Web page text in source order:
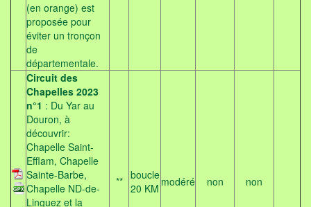
(en orange) est
proposée pour
éviter un tronçon
de
départementale.
Circuit des
Chapelles 2023
n°1 : Du Yar au
Douron, à
découvrir:
Chapelle Saint-
Efflam, Chapelle
Sainte-Barbe,
Chapelle ND-de-
Linguez et la
** boucle
20 KM modéré non non